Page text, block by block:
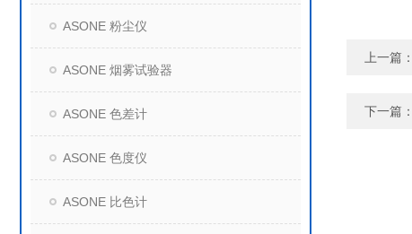
ASONE 粉尘仪
ASONE 烟雾试验器
ASONE 色差计
ASONE 色度仪
ASONE 比色计
上一篇：
下一篇：